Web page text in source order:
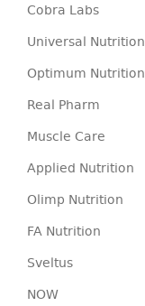
Cobra Labs
Universal Nutrition
Optimum Nutrition
Real Pharm
Muscle Care
Applied Nutrition
Olimp Nutrition
FA Nutrition
Sveltus
NOW